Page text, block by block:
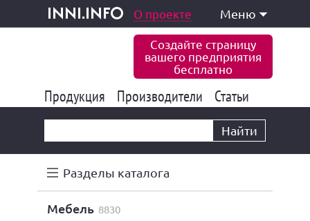
inni.info
и услуги О проекте Меню
Создайте страницу
вашего предприятия
бесплатно
Продукция 177 847
Производители 6 777
Статьи
Найти
Разделы каталога
мебель 8830